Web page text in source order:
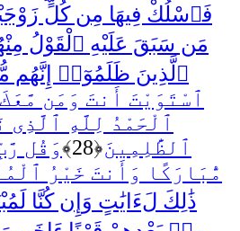
فَٱسْلُكْ فِيهَا مِن كُلٍّ
مَن سَبَقَ عَلَيْهِ ٱلْقَوْلُ
ٱلَّذِينَ ظَلَمُوٓا۟ إِنَّهُم
ٱسْتَوَيْتَ أَنتَ وَمَن
ٱلْحَمْدُ لِلَّهِ ٱلَّذِى
ٱلظَّٰلِمِينَ﴿28﴾
وَقُل
مُّبَارَكًا وَأَنتَ خَيْرُ
ذَٰلِكَ لَءَايَٰتٍ وَإِن كُنَّا